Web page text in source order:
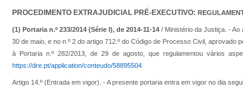
PROCEDIMENTO EXTRAJUDICIAL PRÉ-EXECUTIVO:
(1) Portaria n.º 233/2014 (Série I), de 2014-11-14 / Ministério da Justiça. - Ao
30 de maio, e no n.º 2 do artigo 712.º do Código de Processo Civil,
à Portaria n.º 282/2013, de 29 de agosto, que regulamentou vários
https://dre.pt/application/conteudo/58895504
Artigo 14.º (Entrada em vigor). - A presente portaria entra em vigor no dia